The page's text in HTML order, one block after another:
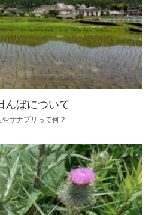
んぼについて
サナブリって何？